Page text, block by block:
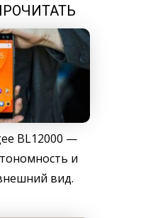
BL12000 —
и
вид.